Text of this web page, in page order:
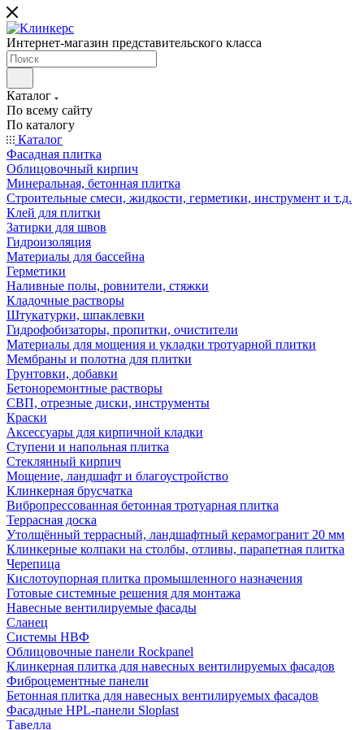
Интернет-магазин представительского класса
Каталог
По всему сайту
По каталогу
Каталог
Фасадная плитка
Облицовочный кирпич
Минеральная, бетонная плитка
Строительные смеси, жидкости, герметики, инструмент и т.д.
Клей для плитки
Затирки для швов
Гидроизоляция
Материалы для бассейна
Герметики
Наливные полы, ровнители, стяжки
Кладочные растворы
Штукатурки, шпаклевки
Гидрофобизаторы, пропитки, очистители
Материалы для мощения и укладки тротуарной плитки
Мембраны и полотна для плитки
Грунтовки, добавки
Бетоноремонтные растворы
СВП, отрезные диски, инструменты
Краски
Аксессуары для кирпичной кладки
Ступени и напольная плитка
Cтеклянный кирпич
Мощение, ландшафт и благоустройство
Клинкерная брусчатка
Вибропрессованная бетонная тротуарная плитка
Террасная доска
Утолщённый террасный, ландшафтный керамогранит 20 мм
Клинкерные колпаки на столбы, отливы, парапетная плитка
Черепица
Кислотоупорная плитка промышленного назначения
Готовые системные решения для монтажа
Навесные вентилируемые фасады
Сланец
Системы НВФ
Облицовочные панели Rockpanel
Клинкерная плитка для навесных вентилируемых фасадов
Фиброцементные панели
Бетонная плитка для навесных вентилируемых фасадов
Фасадные HPL-панели Sloplast
Тавелла